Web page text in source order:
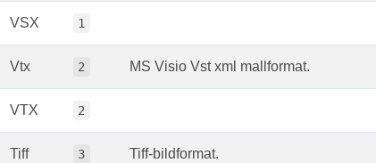
VSX 1
Vtx 2 MS Visio Vst xml mallformat.
VTX 2
Tiff 3 Tiff-bildformat.